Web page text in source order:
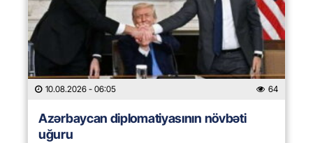
10.08.2026 - 06:05 64
Azərbaycan diplomatiyasının növbəti
uğuru